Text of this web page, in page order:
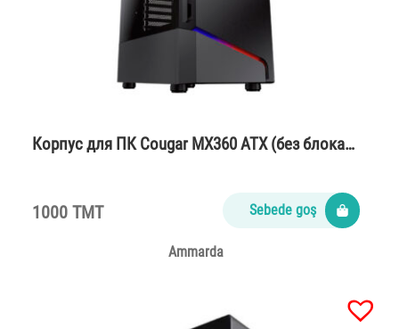
Корпус для ПК Cougar MX360 ATX (без блока…
1000 TMT Sebede goş
Ammarda